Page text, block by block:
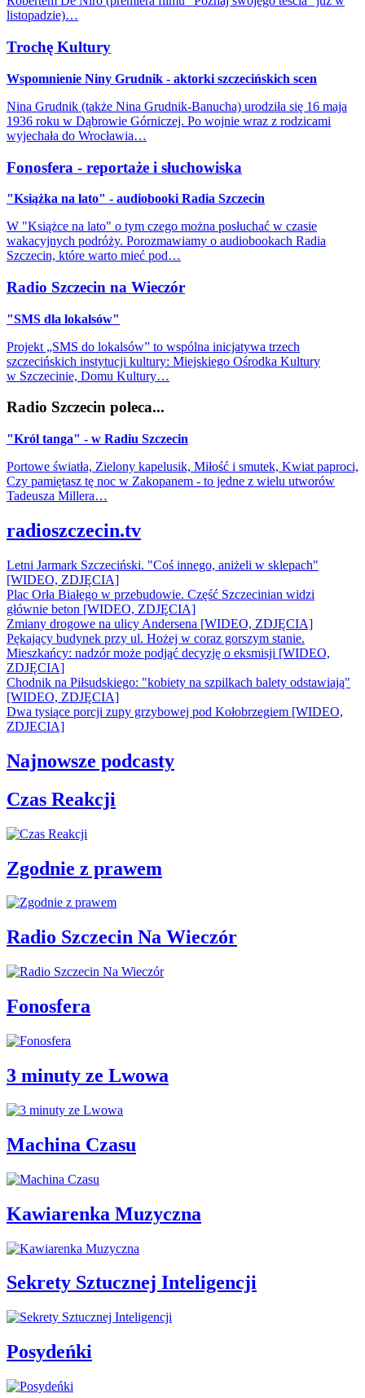
listopadzie)…
Trochę Kultury
Wspomnienie Niny Grudnik - aktorki szczecińskich scen
Nina Grudnik (także Nina Grudnik-Banucha) urodziła się 16 maja
1936 roku w Dąbrowie Górniczej. Po wojnie wraz z rodzicami
wyjechała do Wrocławia…
Fonosfera - reportaże i słuchowiska
"Książka na lato" - audiobooki Radia Szczecin
W "Książce na lato" o tym czego można posłuchać w czasie
wakacyjnych podróży. Porozmawiamy o audiobookach Radia
Szczecin, które warto mieć pod…
Radio Szczecin na Wieczór
"SMS dla lokalsów"
Projekt „SMS do lokalsów” to wspólna inicjatywa trzech
szczecińskich instytucji kultury: Miejskiego Ośrodka Kultury
w Szczecinie, Domu Kultury…
Radio Szczecin poleca...
"Król tanga" - w Radiu Szczecin
Portowe światła, Zielony kapelusik, Miłość i smutek, Kwiat paproci,
Czy pamiętasz tę noc w Zakopanem - to jedne z wielu utworów
Tadeusza Millera…
radioszczecin.tv
Letni Jarmark Szczeciński. "Coś innego, aniżeli w sklepach"
[WIDEO, ZDJĘCIA]
Plac Orła Białego w przebudowie. Część Szczecinian widzi
głównie beton [WIDEO, ZDJĘCIA]
Zmiany drogowe na ulicy Andersena [WIDEO, ZDJĘCIA]
Pękający budynek przy ul. Hożej w coraz gorszym stanie.
Mieszkańcy: nadzór może podjąć decyzję o eksmisji [WIDEO,
ZDJĘCIA]
Chodnik na Piłsudskiego: "kobiety na szpilkach balety odstawiają"
[WIDEO, ZDJĘCIA]
Dwa tysiące porcji zupy grzybowej pod Kołobrzegiem [WIDEO,
ZDJECIA]
Najnowsze podcasty
Czas Reakcji
Zgodnie z prawem
Radio Szczecin Na Wieczór
Fonosfera
3 minuty ze Lwowa
Machina Czasu
Kawiarenka Muzyczna
Sekrety Sztucznej Inteligencji
Posydeńki